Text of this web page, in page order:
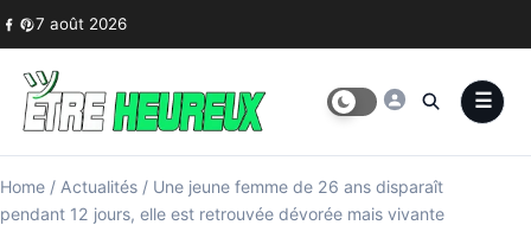
Skip to content
7 août 2026
Home / Actualités / Une jeune femme de 26 ans disparaît
pendant 12 jours, elle est retrouvée dévorée mais vivante